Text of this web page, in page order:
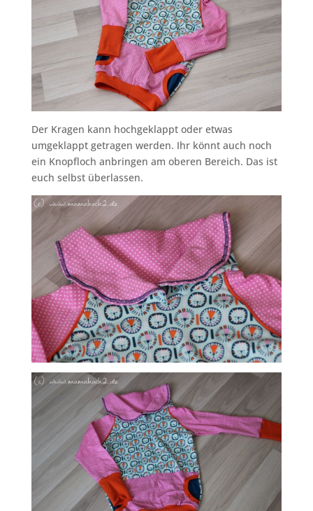
Der Kragen kann hochgeklappt oder etwas
umgeklappt getragen werden. Ihr könnt auch noch
ein Knopfloch anbringen am oberen Bereich. Das ist
euch selbst überlassen.